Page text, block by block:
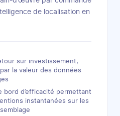
de localisation en
sur investissement,
la valeur des données
bord d’efficacité permettant
instantanées sur les